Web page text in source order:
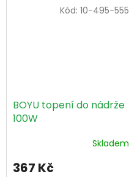
BOYU topení do nádrže
100W
Skladem
367 Kč
Kód: 10-495-555